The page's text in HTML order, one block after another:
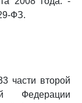
ФЗ.
части второй
Федерации